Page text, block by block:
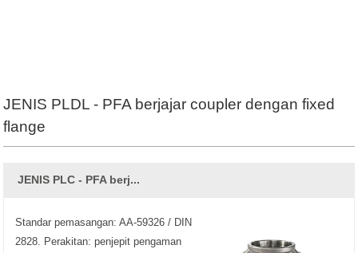
JENIS PLDL - PFA berjajar coupler dengan fixed
flange
JENIS PLC - PFA berj...
Standar pemasangan: AA-59326 / DIN
2828. Perakitan: penjepit pengaman